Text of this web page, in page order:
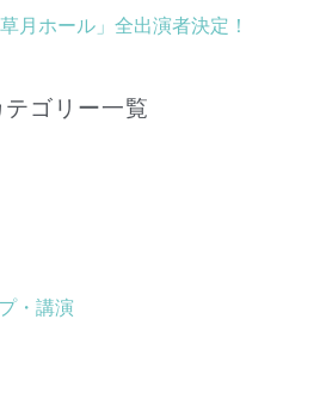
月ホール」全出演者決定！
ゴリー一覧
・講演